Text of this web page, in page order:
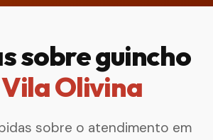
sobre guincho
Olivina
sobre o atendimento em